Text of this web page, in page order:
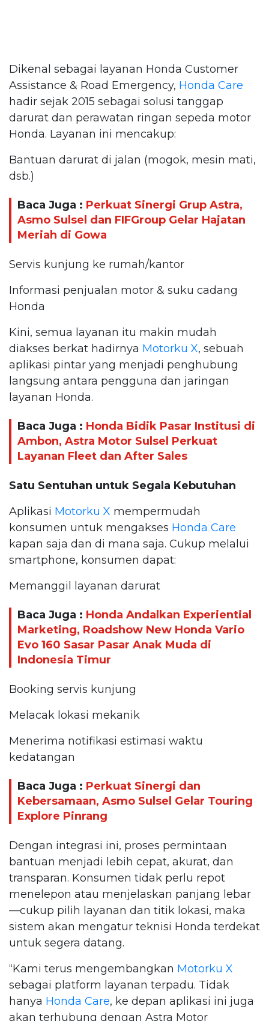
Dikenal sebagai layanan Honda Customer
Assistance & Road Emergency, Honda Care
hadir sejak 2015 sebagai solusi tanggap
darurat dan perawatan ringan sepeda motor
Honda. Layanan ini mencakup:
Bantuan darurat di jalan (mogok, mesin mati,
dsb.)
Baca Juga : Perkuat Sinergi Grup Astra,
Asmo Sulsel dan FIFGroup Gelar Hajatan
Meriah di Gowa
Servis kunjung ke rumah/kantor
Informasi penjualan motor & suku cadang
Honda
Kini, semua layanan itu makin mudah
diakses berkat hadirnya Motorku X, sebuah
aplikasi pintar yang menjadi penghubung
langsung antara pengguna dan jaringan
layanan Honda.
Baca Juga : Honda Bidik Pasar Institusi di
Ambon, Astra Motor Sulsel Perkuat
Layanan Fleet dan After Sales
Satu Sentuhan untuk Segala Kebutuhan
Aplikasi Motorku X mempermudah
konsumen untuk mengakses Honda Care
kapan saja dan di mana saja. Cukup melalui
smartphone, konsumen dapat:
Memanggil layanan darurat
Baca Juga : Honda Andalkan Experiential
Marketing, Roadshow New Honda Vario
Evo 160 Sasar Pasar Anak Muda di
Indonesia Timur
Booking servis kunjung
Melacak lokasi mekanik
Menerima notifikasi estimasi waktu
kedatangan
Baca Juga : Perkuat Sinergi dan
Kebersamaan, Asmo Sulsel Gelar Touring
Explore Pinrang
Dengan integrasi ini, proses permintaan
bantuan menjadi lebih cepat, akurat, dan
transparan. Konsumen tidak perlu repot
menelepon atau menjelaskan panjang lebar
—cukup pilih layanan dan titik lokasi, maka
sistem akan mengatur teknisi Honda terdekat
untuk segera datang.
“Kami terus mengembangkan Motorku X
sebagai platform layanan terpadu. Tidak
hanya Honda Care, ke depan aplikasi ini juga
akan terhubung dengan Astra Motor